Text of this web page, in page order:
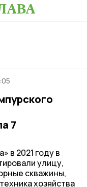
7
в 2021 году в
улицу,
скважины,
хозяйства